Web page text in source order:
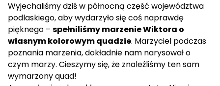
Wyjechaliśmy dziś w północną część województwa
podlaskiego, aby wydarzyło się coś naprawdę
pięknego – spełniliśmy marzenie Wiktora o
własnym kolorowym quadzie. Marzyciel podczas
poznania marzenia, dokładnie nam narysował o
czym marzy. Cieszymy się, że znaleźliśmy ten sam
wymarzony quad!